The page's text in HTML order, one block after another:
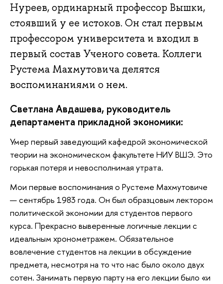
Нуреев, ординарный профессор Вышки,
стоявший у ее истоков. Он стал первым
профессором университета и входил в
первый состав Ученого совета. Коллеги
Рустема Махмутовича делятся
воспоминаниями о нем.
Светлана Авдашева, руководитель
департамента прикладной экономики:
Умер первый заведующий кафедрой экономической
теории на экономическом факультете НИУ ВШЭ. Это
горькая потеря и невосполнимая утрата.
Мои первые воспоминания о Рустеме Махмутовиче
— сентябрь 1983 года. Он был образцовым лектором
политической экономии для студентов первого
курса. Прекрасно выверенные логичные лекции с
идеальным хронометражем. Обязательное
вовлечение студентов на лекции в обсуждение
предмета, несмотря на то что нас было около двух
сотен. Занимать первую парту на его лекции было «и